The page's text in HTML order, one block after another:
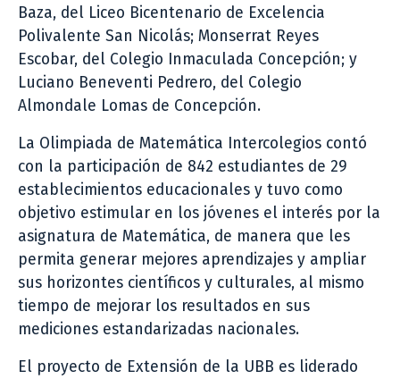
Baza, del Liceo Bicentenario de Excelencia
Polivalente San Nicolás; Monserrat Reyes
Escobar, del Colegio Inmaculada Concepción; y
Luciano Beneventi Pedrero, del Colegio
Almondale Lomas de Concepción.
La Olimpiada de Matemática Intercolegios contó
con la participación de 842 estudiantes de 29
establecimientos educacionales y tuvo como
objetivo estimular en los jóvenes el interés por la
asignatura de Matemática, de manera que les
permita generar mejores aprendizajes y ampliar
sus horizontes científicos y culturales, al mismo
tiempo de mejorar los resultados en sus
mediciones estandarizadas nacionales.
El proyecto de Extensión de la UBB es liderado